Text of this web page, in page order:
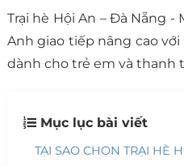
Trại hè Hội An – Đà Nẵng
Anh giao tiếp nâng cao
dành cho trẻ em và thanh
Mục lục bài viết
TẠI SAO CHỌN TRẠI HÈ